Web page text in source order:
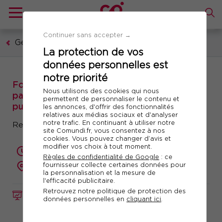
Continuer sans accepter →
La protection de vos
données personnelles est
notre priorité
Nous utilisons des cookies qui nous
permettent de personnaliser le contenu et
les annonces, d'offrir des fonctionnalités
relatives aux médias sociaux et d'analyser
notre trafic. En continuant à utiliser notre
site Comundi.fr, vous consentez à nos
cookies. Vous pouvez changer d’avis et
modifier vos choix à tout moment.
Règles de confidentialité de Google : ce
fournisseur collecte certaines données pour
la personnalisation et la mesure de
l'efficacité publicitaire.
Retrouvez notre politique de protection des
données personnelles en cliquant ici.
Gestion publique
FORMATION Réf. 10840
Formation : Négocier autrement avec vos
partenaires sociaux dans la fonction
publique
Renforcez votre leadership
2 jours (14 heures)
présentiel ou à distance